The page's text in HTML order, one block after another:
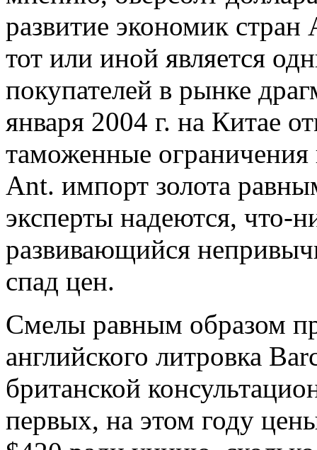
развитие экономик
тот или иной является
покупателей в рынке
января 2004 г. на Китае
таможенные
Ant. импорт золота
эксперты надеются, что-
развивающийся
спад цен.
Смелы равным образом
английского литровка
британской
первых, на этом году